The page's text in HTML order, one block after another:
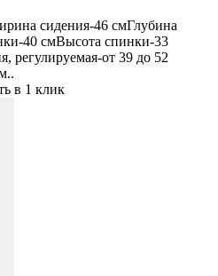
сидения-46 смГлубина
40 смВысота спинки-33
регулируемая-от 39 до 52
в 1 клик